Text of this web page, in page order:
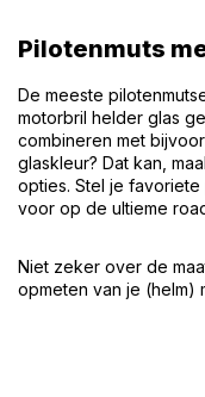
Pilotenmuts
De meeste
motorbril helder glas
combineren met
glaskleur? Dat kan,
opties. Stel je favoriete
voor op de ultieme
Niet zeker over de
opmeten van je (helm)